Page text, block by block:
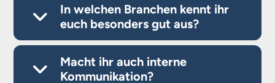
In welchen Branchen kennt ihr
euch besonders gut aus?
Macht ihr auch interne
Kommunikation?